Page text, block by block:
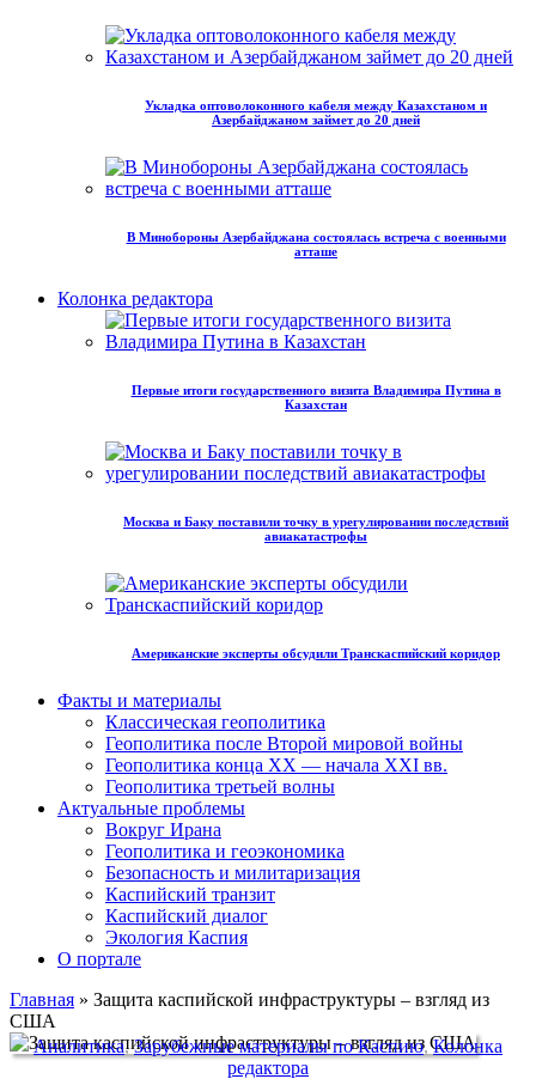
Укладка оптоволоконного кабеля между Казахстаном и
Азербайджаном займет до 20 дней
В Минобороны Азербайджана состоялась встреча с военными
атташе
Колонка редактора
Первые итоги государственного визита Владимира Путина в
Казахстан
Москва и Баку поставили точку в урегулировании последствий
авиакатастрофы
Американские эксперты обсудили Транскаспийский коридор
Факты и материалы
Классическая геополитика
Геополитика после Второй мировой войны
Геополитика конца XX — начала XXI вв.
Геополитика третьей волны
Актуальные проблемы
Вокруг Ирана
Геополитика и геоэкономика
Безопасность и милитаризация
Каспийский транзит
Каспийский диалог
Экология Каспия
О портале
Главная » Защита каспийской инфраструктуры – взгляд из
США
Аналитика,Зарубежные материалы по Каспию,Колонка
редактора